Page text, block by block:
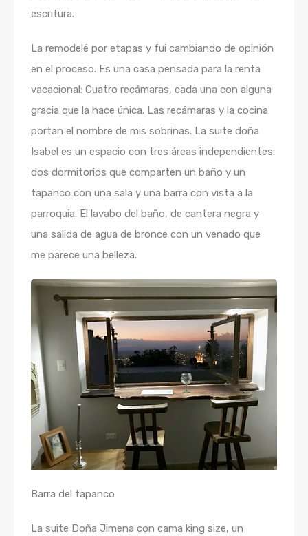
escritura.
La remodelé por etapas y fui cambiando de opinión
en el proceso. Es una casa pensada para la renta
vacacional: Cuatro recámaras, cada una con alguna
gracia que la hace única. Las recámaras y la cocina
portan el nombre de mis sobrinas. La suite doña
Isabel es un espacio con tres áreas independientes:
dos dormitorios que comparten un baño y un
tapanco con una sala y una barra con vista a la
parroquia. El lavabo del baño, de cantera negra y
una salida de agua de bronce con un venado que
me parece una belleza.
Barra del tapanco
La suite Doña Jimena con cama king size, un